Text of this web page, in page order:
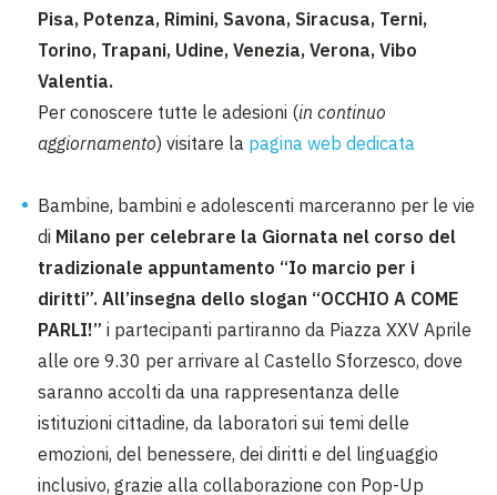
Pisa, Potenza, Rimini, Savona, Siracusa, Terni,
Torino, Trapani, Udine, Venezia, Verona, Vibo
Valentia.
Per conoscere tutte le adesioni (in continuo
aggiornamento) visitare la pagina web dedicata
Bambine, bambini e adolescenti marceranno per le vie
di Milano per celebrare la Giornata nel corso del
tradizionale appuntamento “Io marcio per i
diritti”. All’insegna dello slogan “OCCHIO A COME
PARLI!” i partecipanti partiranno da Piazza XXV Aprile
alle ore 9.30 per arrivare al Castello Sforzesco, dove
saranno accolti da una rappresentanza delle
istituzioni cittadine, da laboratori sui temi delle
emozioni, del benessere, dei diritti e del linguaggio
inclusivo, grazie alla collaborazione con Pop-Up